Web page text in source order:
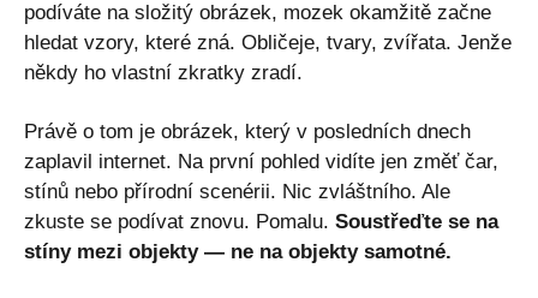
podíváte na složitý obrázek, mozek okamžitě začne
hledat vzory, které zná. Obličeje, tvary, zvířata. Jenže
někdy ho vlastní zkratky zradí.
Právě o tom je obrázek, který v posledních dnech
zaplavil internet. Na první pohled vidíte jen změť čar,
stínů nebo přírodní scenérii. Nic zvláštního. Ale
zkuste se podívat znovu. Pomalu. Soustřeďte se na
stíny mezi objekty — ne na objekty samotné.